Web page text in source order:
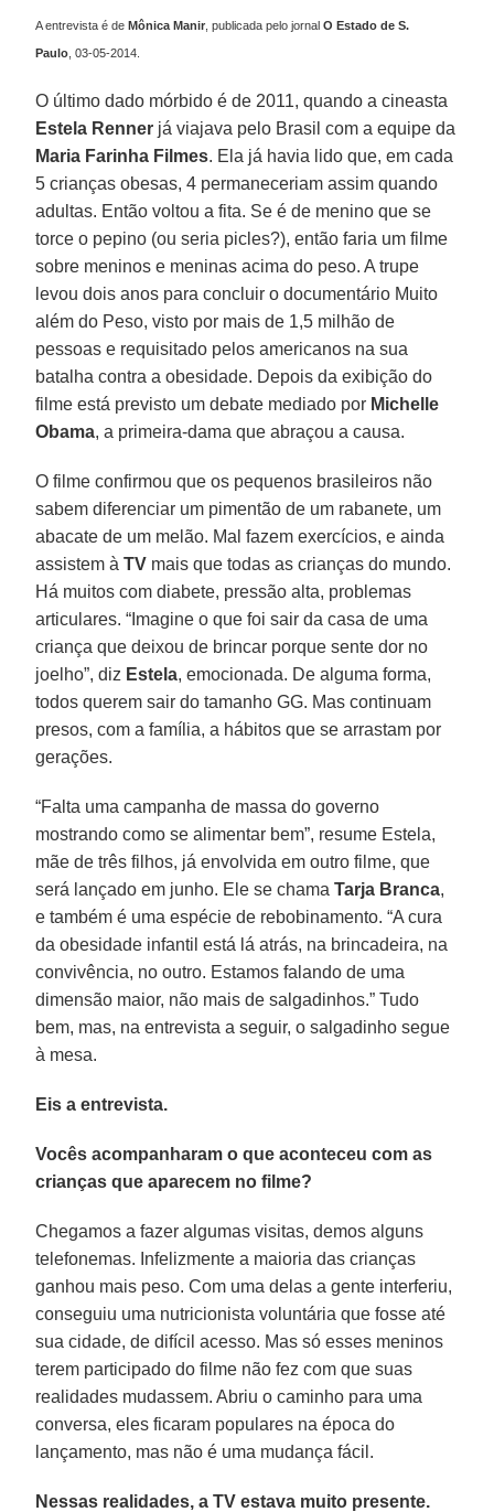
A entrevista é deMônica Manir , publicada pelo jornalO Estado de S.
Paulo ,03-05-2014.
O último dado mórbido é de 2011, quando a cineasta
Estela Renner já viajava pelo Brasil com a equipe da
Maria Farinha Filmes. Ela já havia lido que, em cada
5 crianças obesas, 4 permaneceriam assim quando
adultas. Então voltou a fita. Se é de menino que se
torce o pepino (ou seria picles?), então faria um filme
sobre meninos e meninas acima do peso. A trupe
levou dois anos para concluir o documentário Muito
além do Peso, visto por mais de 1,5 milhão de
pessoas e requisitado pelos americanos na sua
batalha contra a obesidade. Depois da exibição do
filme está previsto um debate mediado por Michelle
Obama, a primeira-dama que abraçou a causa.
O filme confirmou que os pequenos brasileiros não
sabem diferenciar um pimentão de um rabanete, um
abacate de um melão. Mal fazem exercícios, e ainda
assistem àTV mais que todas as crianças do mundo.
Há muitos com diabete, pressão alta, problemas
articulares. “Imagine o que foi sair da casa de uma
criança que deixou de brincar porque sente dor no
joelho”, diz Estela, emocionada. De alguma forma,
todos querem sair do tamanho GG. Mas continuam
presos, com a família, a hábitos que se arrastam por
gerações.
“Falta uma campanha de massa do governo
mostrando como se alimentar bem”, resume Estela,
mãe de três filhos, já envolvida em outro filme, que
será lançado em junho. Ele se chamaTarja Branca,
e também é uma espécie de rebobinamento. “A cura
da obesidade infantil está lá atrás, na brincadeira, na
convivência, no outro. Estamos falando de uma
dimensão maior, não mais de salgadinhos.” Tudo
bem, mas, na entrevista a seguir, o salgadinho segue
à mesa.
Eis a entrevista.
Vocês acompanharam o que aconteceu com as
crianças que aparecem no filme?
Chegamos a fazer algumas visitas, demos alguns
telefonemas. Infelizmente a maioria das crianças
ganhou mais peso. Com uma delas a gente interferiu,
conseguiu uma nutricionista voluntária que fosse até
sua cidade, de difícil acesso. Mas só esses meninos
terem participado do filme não fez com que suas
realidades mudassem. Abriu o caminho para uma
conversa, eles ficaram populares na época do
lançamento, mas não é uma mudança fácil.
Nessas realidades, a TV estava muito presente.